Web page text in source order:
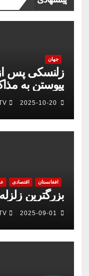
جهان
زلنسکی پس از
پیوستن به
است
2025-10-20
افغانستان اقتصادی
بزرگترین
2025-09-01